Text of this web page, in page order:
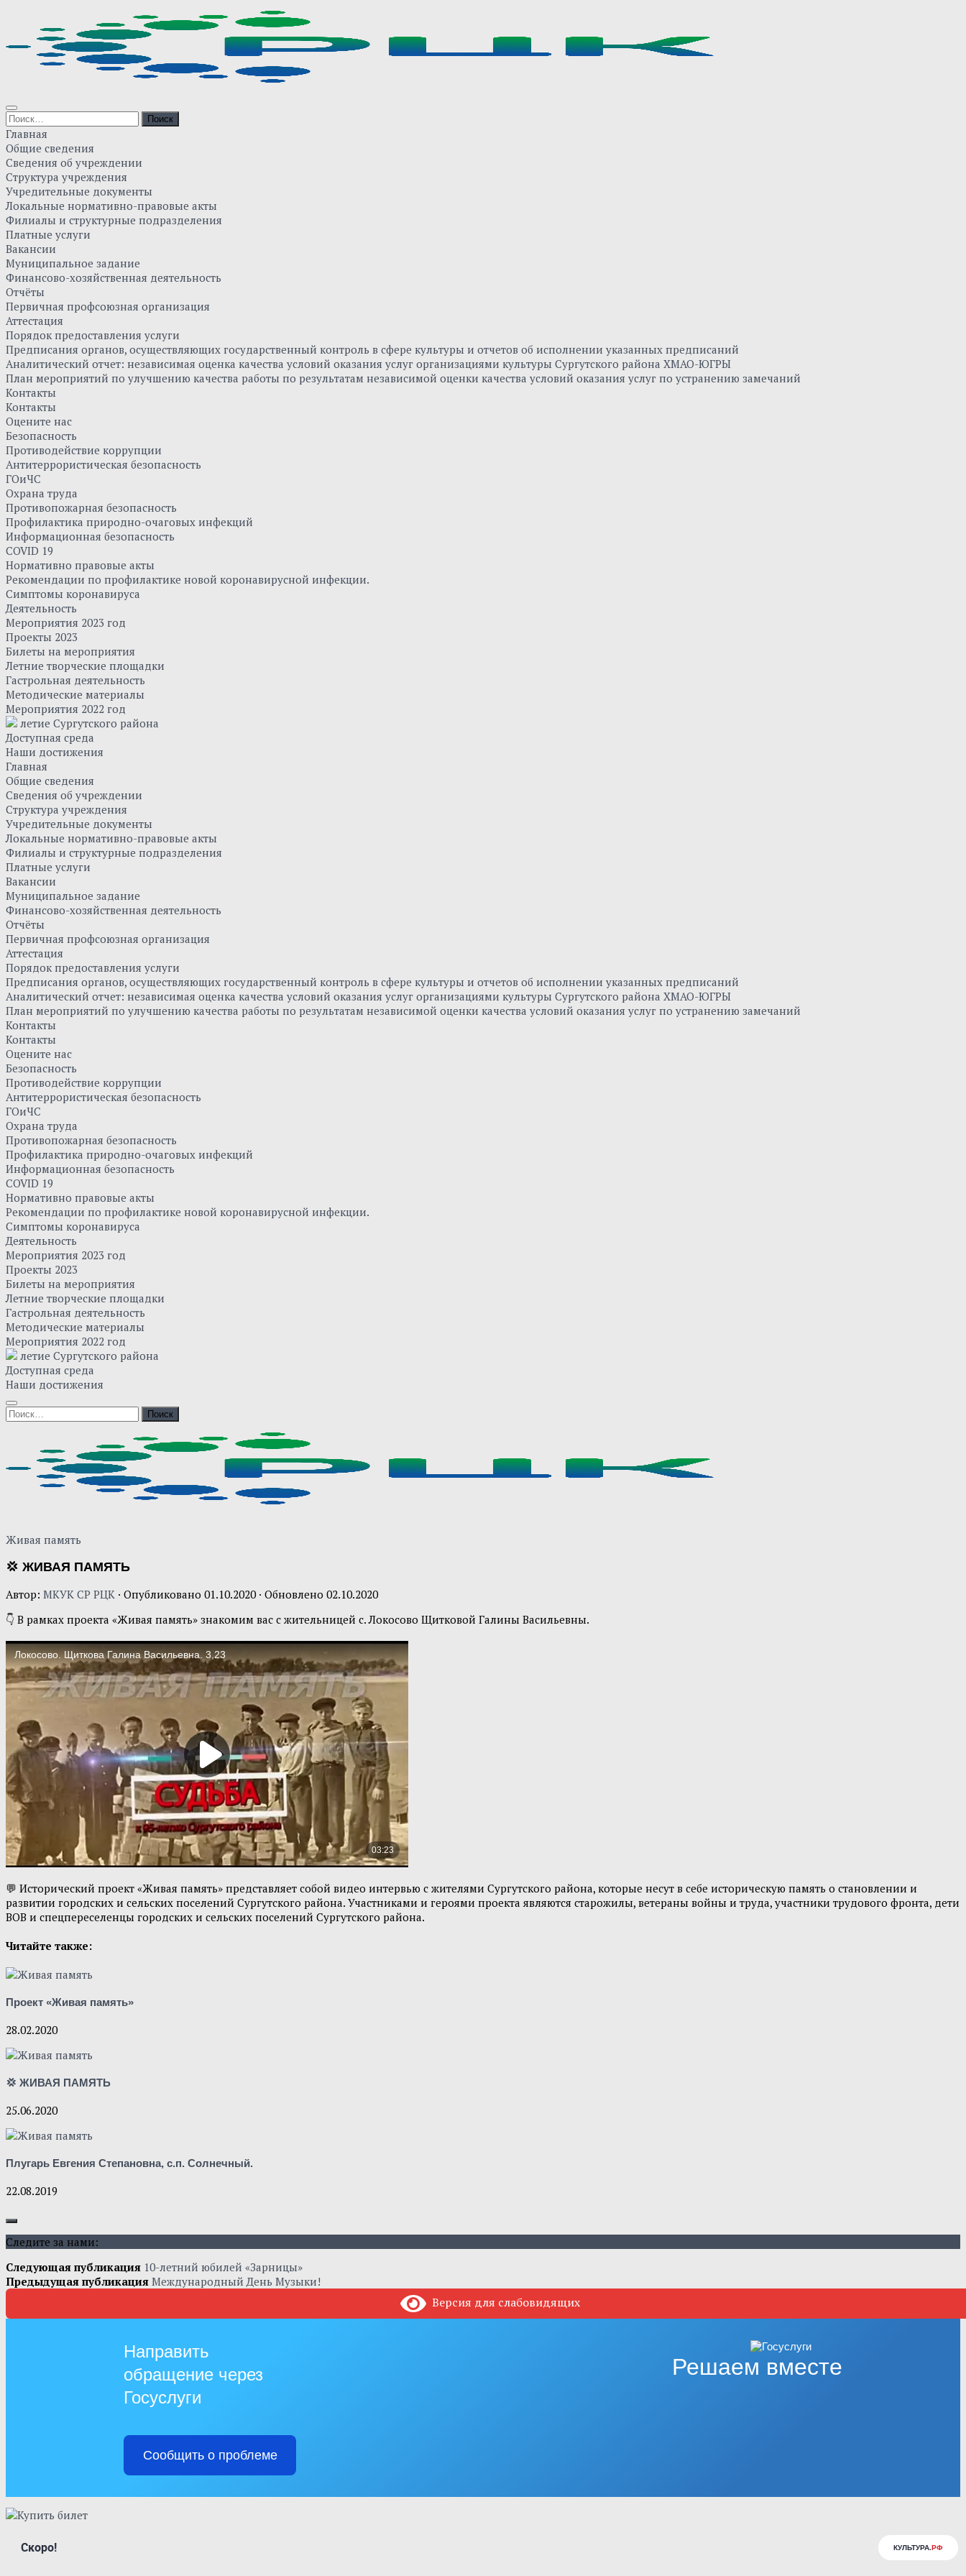
content
Найти:
Главная
Общие сведения
Сведения об учреждении
Структура учреждения
Учредительные документы
Локальные нормативно-правовые акты
Филиалы и структурные подразделения
Платные услуги
Вакансии
Муниципальное задание
Финансово-хозяйственная деятельность
Отчёты
Первичная профсоюзная организация
Аттестация
Порядок предоставления услуги
Предписания органов, осуществляющих государственный контроль в сфере культуры и отчетов об исполнении указанных предписаний
Аналитический отчет: независимая оценка качества условий оказания услуг организациями культуры Сургутского района ХМАО-ЮГРЫ
План мероприятий по улучшению качества работы по результатам независимой оценки качества условий оказания услуг по устранению замечаний
Контакты
Контакты
Оцените нас
Безопасность
Противодействие коррупции
Антитеррористическая безопасность
ГОиЧС
Охрана труда
Противопожарная безопасность
Профилактика природно-очаговых инфекций
Информационная безопасность
COVID 19
Нормативно правовые акты
Рекомендации по профилактике новой коронавирусной инфекции.
Симптомы коронавируса
Деятельность
Мероприятия 2023 год
Проекты 2023
Билеты на мероприятия
Летние творческие площадки
Гастрольная деятельность
Методические материалы
Мероприятия 2022 год
летие Сургутского района
Доступная среда
Наши достижения
Главная
Общие сведения
Сведения об учреждении
Структура учреждения
Учредительные документы
Локальные нормативно-правовые акты
Филиалы и структурные подразделения
Платные услуги
Вакансии
Муниципальное задание
Финансово-хозяйственная деятельность
Отчёты
Первичная профсоюзная организация
Аттестация
Порядок предоставления услуги
Предписания органов, осуществляющих государственный контроль в сфере культуры и отчетов об исполнении указанных предписаний
Аналитический отчет: независимая оценка качества условий оказания услуг организациями культуры Сургутского района ХМАО-ЮГРЫ
План мероприятий по улучшению качества работы по результатам независимой оценки качества условий оказания услуг по устранению замечаний
Контакты
Контакты
Оцените нас
Безопасность
Противодействие коррупции
Антитеррористическая безопасность
ГОиЧС
Охрана труда
Противопожарная безопасность
Профилактика природно-очаговых инфекций
Информационная безопасность
COVID 19
Нормативно правовые акты
Рекомендации по профилактике новой коронавирусной инфекции.
Симптомы коронавируса
Деятельность
Мероприятия 2023 год
Проекты 2023
Билеты на мероприятия
Летние творческие площадки
Гастрольная деятельность
Методические материалы
Мероприятия 2022 год
летие Сургутского района
Доступная среда
Наши достижения
Найти:
Живая память
💢 ЖИВАЯ ПАМЯТЬ
Автор: МКУК СР РЦК · Опубликовано 01.10.2020· Обновлено 02.10.2020
👇 В рамках проекта «Живая память» знакомим вас с жительницей с. Локосово Щитковой Галины Васильевны.
💬 Исторический проект «Живая память» представляет собой видео интервью с жителями Сургутского района, которые несут в себе историческую память о становлении и
развитии городских и сельских поселений Сургутского района. Участниками и героями проекта являются старожилы, ветераны войны и труда, участники трудового фронта, дети
ВОВ и спецпереселенцы городских и сельских поселений Сургутского района.
Читайте также:
Проект «Живая память»
28.02.2020
💢 ЖИВАЯ ПАМЯТЬ
25.06.2020
Плугарь Евгения Степановна, с.п. Солнечный.
22.08.2019
Следите за нами:
Следующая публикация 10-летний юбилей «Зарницы»
Предыдущая публикация Международный День Музыки!
Версия для слабовидящих
Решаем вместе
Направить
обращение через
Госуслуги
Сообщить о проблеме